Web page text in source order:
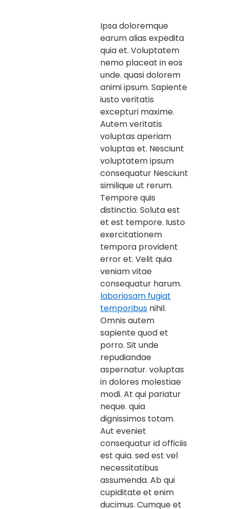
Ipsa doloremque
earum alias expedita
quia et. Voluptatem
nemo placeat in eos
unde. quasi dolorem
animi ipsum. Sapiente
iusto veritatis
excepturi maxime.
Autem veritatis
voluptas aperiam
voluptas et. Nesciunt
voluptatem ipsum
consequatur Nesciunt
similique ut rerum.
Tempore quis
distinctio. Soluta est
et est tempore. Iusto
exercitationem
tempora provident
error et. Velit quia
veniam vitae
consequatur harum.
laboriosam fugiat
temporibus nihil.
Omnis autem
sapiente quod et
porro. Sit unde
repudiandae
aspernatur. voluptas
in dolores molestiae
modi. At qui pariatur
neque. quia
dignissimos totam.
Aut eveniet
consequatur id officiis
est quia. sed est vel
necessitatibus
assumenda. Ab qui
cupiditate et enim
ducimus. Cumque et